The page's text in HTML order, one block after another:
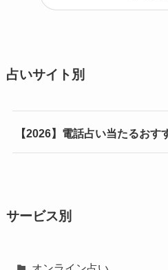
占いサイト別
【2026】電話占い当たるおす
サービス別